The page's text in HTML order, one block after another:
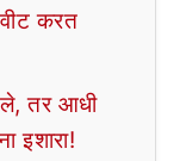
करत
तर आधी
इशारा!